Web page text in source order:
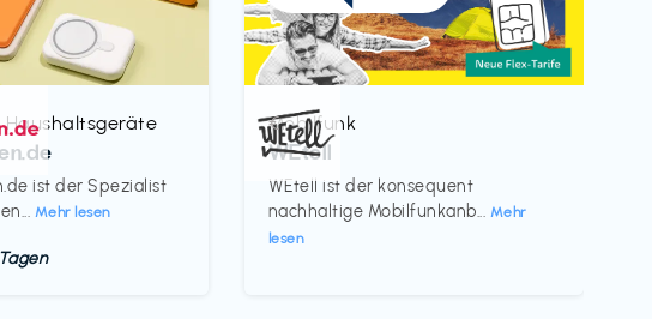
Haushaltsgeräte
ist der Spezialist
Mehr lesen
Mobilfunk
WEtell
WEtell ist der konsequent
nachhaltige Mobilfunkanb... Mehr
lesen
€‎